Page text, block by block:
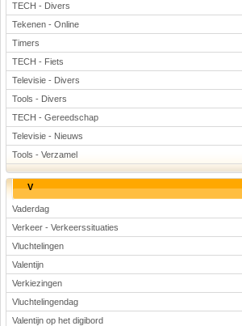
TECH - Divers
Tekenen - Online
Timers
TECH - Fiets
Televisie - Divers
Tools - Divers
TECH - Gereedschap
Televisie - Nieuws
Tools - Verzamel
V
Vaderdag
Verkeer - Verkeerssituaties
Vluchtelingen
Valentijn
Verkiezingen
Vluchtelingendag
Valentijn op het digibord